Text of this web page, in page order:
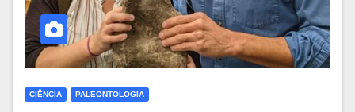
CIÊNCIA PALEONTOLOGIA